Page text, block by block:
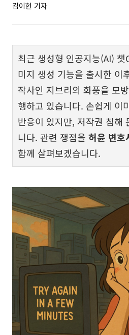
김이현 기자
최근 생성형 인공지능(AI)
미지 생성 기능을 출시한 이
작사인 지브리의 화풍을 모
행하고 있습니다. 손쉽게 이
반응이 있지만, 저작권 침해
니다. 관련 쟁점을 허윤 변호
함께 살펴보겠습니다.